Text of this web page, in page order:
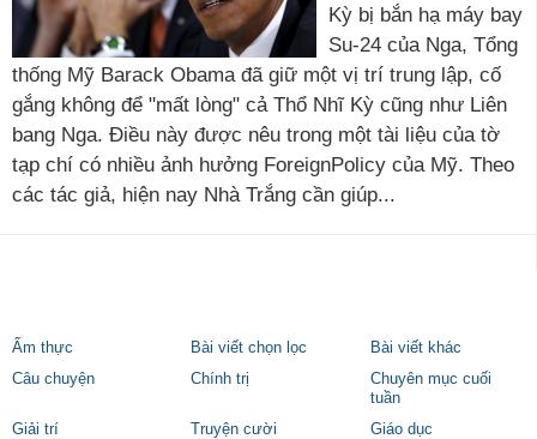
Kỳ bị bắn hạ máy bay
Su-24 của Nga, Tổng
thống Mỹ Barack Obama đã giữ một vị trí trung lập, cố
gắng không để "mất lòng" cả Thổ Nhĩ Kỳ cũng như Liên
bang Nga. Điều này được nêu trong một tài liệu của tờ
tạp chí có nhiều ảnh hưởng ForeignPolicy của Mỹ. Theo
các tác giả, hiện nay Nhà Trắng cần giúp...
Ẩm thực Bài viết chọn lọc
Bài viết khác
Câu chuyện
Chính trị
Chuyên mục cuối
tuần
Giải trí
Truyện cười
Giáo dục